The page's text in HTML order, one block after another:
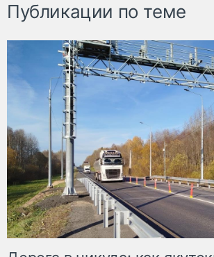
Публикации по теме